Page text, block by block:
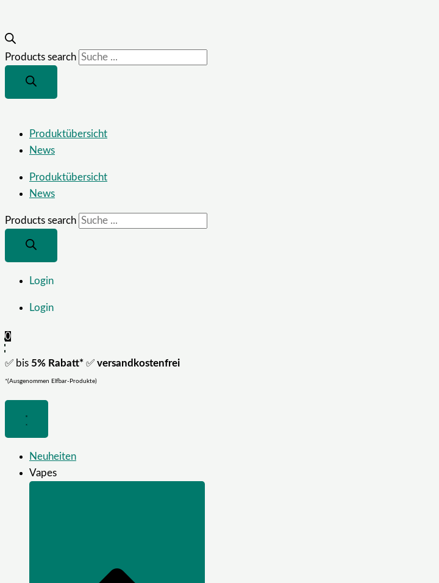
Products search
Produktübersicht
News
Produktübersicht
News
Products search
Login
Login
0
✅ bis 5% Rabatt* ✅ versandkostenfrei
*(Ausgenommen Elfbar-Produkte)
Neuheiten
Vapes